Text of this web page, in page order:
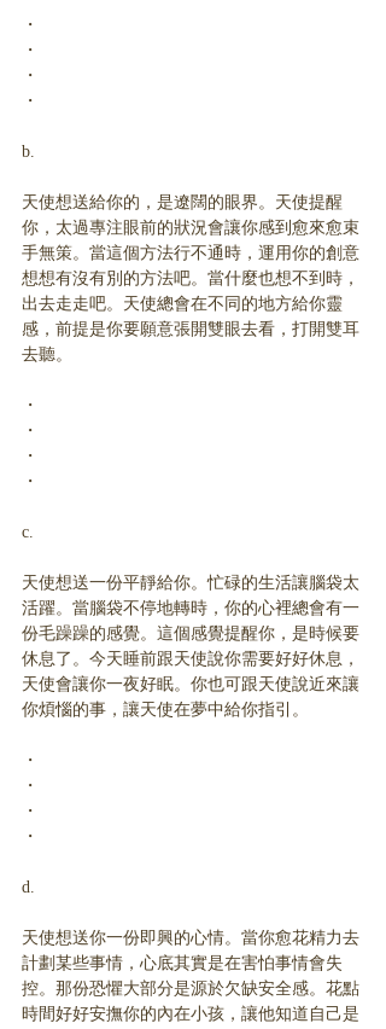
・
・
・
・
b.
天使想送給你的，是遼闊的眼界。天使提醒
你，太過專注眼前的狀況會讓你感到愈來愈束
手無策。當這個方法行不通時，運用你的創意
想想有沒有別的方法吧。當什麼也想不到時，
出去走走吧。天使總會在不同的地方給你靈
感，前提是你要願意張開雙眼去看，打開雙耳
去聽。
・
・
・
・
c.
天使想送一份平靜給你。忙碌的生活讓腦袋太
活躍。當腦袋不停地轉時，你的心裡總會有一
份毛躁躁的感覺。這個感覺提醒你，是時候要
休息了。今天睡前跟天使說你需要好好休息，
天使會讓你一夜好眠。你也可跟天使說近來讓
你煩惱的事，讓天使在夢中給你指引。
・
・
・
・
d.
天使想送你一份即興的心情。當你愈花精力去
計劃某些事情，心底其實是在害怕事情會失
控。那份恐懼大部分是源於欠缺安全感。花點
時間好好安撫你的內在小孩，讓他知道自己是